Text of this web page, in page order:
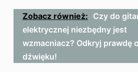
Zobacz również: Czy do
elektrycznej niezbędny jest
wzmacniacz? Odkryj prawdę o
dźwięku!